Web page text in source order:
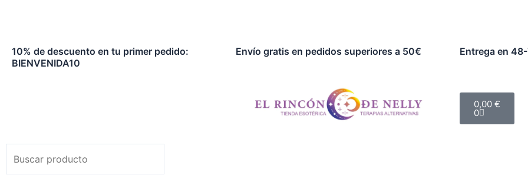
10% de descuento en tu primer pedido:
BIENVENIDA10
Envío gratis en pedidos superiores a 50€ Entrega en
0,00 €
0
Cart